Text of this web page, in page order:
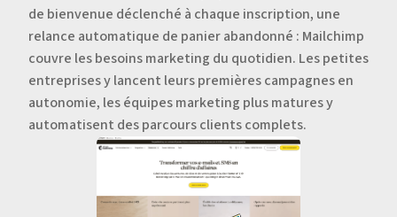
de bienvenue déclenché à chaque inscription, une
relance automatique de panier abandonné : Mailchimp
couvre les besoins marketing du quotidien. Les petites
entreprises y lancent leurs premières campagnes en
autonomie, les équipes marketing plus matures y
automatisent des parcours clients complets.